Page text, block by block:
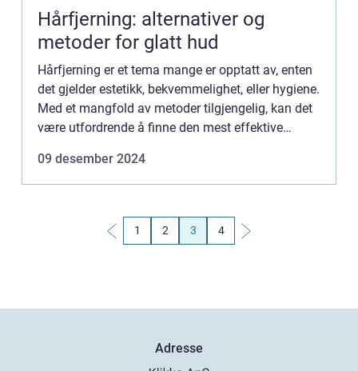
Hårfjerning: alternativer og
metoder for glatt hud
Hårfjerning er et tema mange er opptatt av, enten
det gjelder estetikk, bekvemmelighet, eller hygiene.
Med et mangfold av metoder tilgjengelig, kan det
være utfordrende å finne den mest effektive
09 desember 2024
1 2 3 4
Adresse